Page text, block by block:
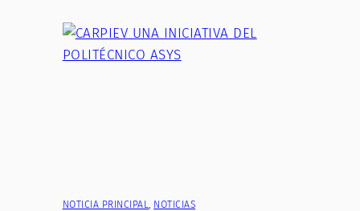
NOTICIA PRINCIPAL NOTICIAS